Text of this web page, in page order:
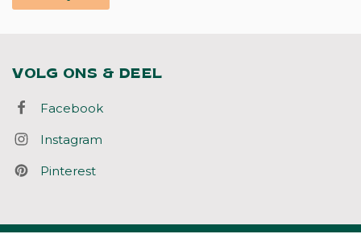
VOLG ONS & DEEL
Facebook
Instagram
Pinterest